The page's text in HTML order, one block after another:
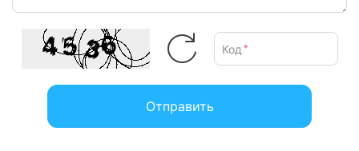
Код *
Отправить